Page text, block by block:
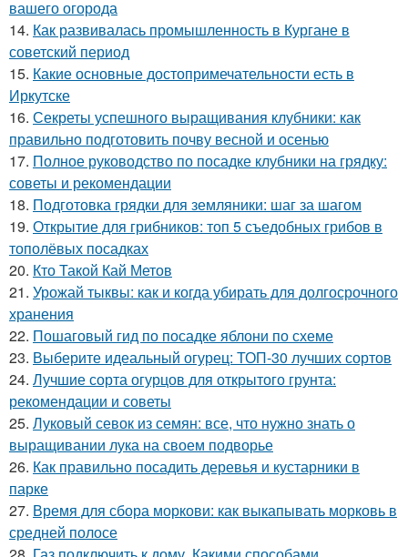
вашего огорода
14. Как развивалась промышленность в Кургане в
советский период
15. Какие основные достопримечательности есть в
Иркутске
16. Секреты успешного выращивания клубники: как
правильно подготовить почву весной и осенью
17. Полное руководство по посадке клубники на грядку:
советы и рекомендации
18. Подготовка грядки для земляники: шаг за шагом
19. Открытие для грибников: топ 5 съедобных грибов в
тополёвых посадках
20. Кто Такой Кай Метов
21. Урожай тыквы: как и когда убирать для долгосрочного
хранения
22. Пошаговый гид по посадке яблони по схеме
23. Выберите идеальный огурец: ТОП-30 лучших сортов
24. Лучшие сорта огурцов для открытого грунта:
рекомендации и советы
25. Луковый севок из семян: все, что нужно знать о
выращивании лука на своем подворье
26. Как правильно посадить деревья и кустарники в
парке
27. Время для сбора моркови: как выкапывать морковь в
средней полосе